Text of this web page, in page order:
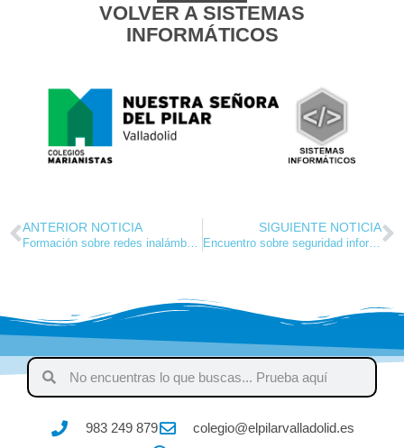
VOLVER A SISTEMAS
INFORMÁTICOS
ANTERIOR NOTICIA
Formación sobre redes inalámbricas Aruba
SIGUIENTE NOTICIA
Encuentro sobre seguridad informática en el centro
983 249 879
colegio@elpilarvalladolid.es